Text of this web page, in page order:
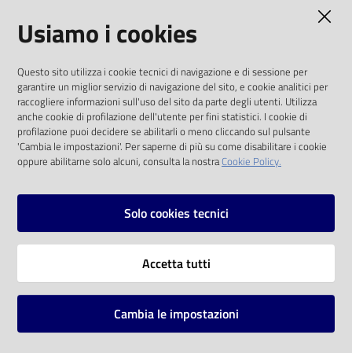
Catalogo
on line
Eventi
Chiedi al
bibliotecario
solo alle condizioni previste dalla direttiva
comunitaria 2003/98/CE e dal d.lgs. 36/2006
SOCIAL
Instagram
Vai alla pagina
Mappa del sito
Usiamo i cookies
Questo sito utilizza i cookie tecnici di navigazione e di sessione per
garantire un miglior servizio di navigazione del sito, e cookie analitici per
raccogliere informazioni sull'uso del sito da parte degli utenti. Utilizza
anche cookie di profilazione dell'utente per fini statistici. I cookie di
profilazione puoi decidere se abilitarli o meno cliccando sul pulsante
'Cambia le impostazioni'. Per saperne di più su come disabilitare i cookie
oppure abilitarne solo alcuni, consulta la nostraCookie Policy.
Solo cookies tecnici
Accetta tutti
Cambia le impostazioni